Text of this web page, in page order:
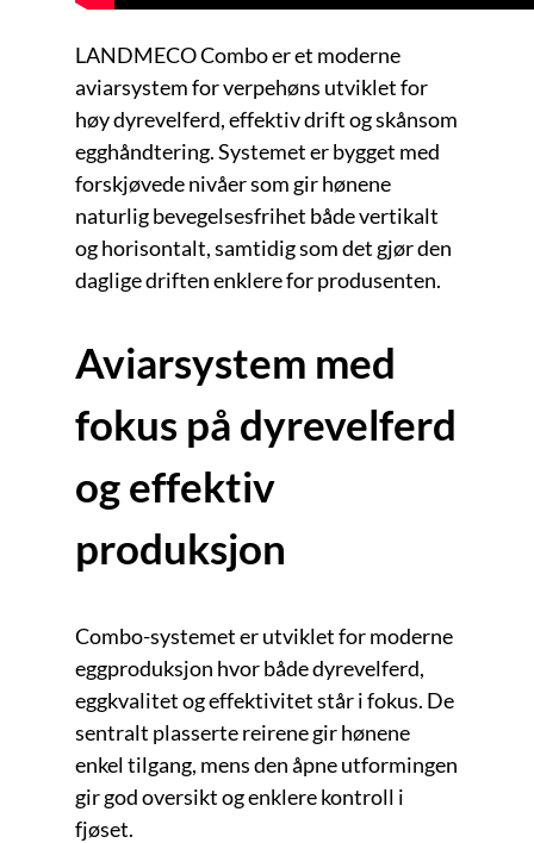
LANDMECO Combo er et moderne
aviarsystem for verpehøns utviklet for
høy dyrevelferd, effektiv drift og skånsom
egghåndtering. Systemet er bygget med
forskjøvede nivåer som gir hønene
naturlig bevegelsesfrihet både vertikalt
og horisontalt, samtidig som det gjør den
daglige driften enklere for produsenten.
Aviarsystem med
fokus på dyrevelferd
og effektiv
produksjon
Combo-systemet er utviklet for moderne
eggproduksjon hvor både dyrevelferd,
eggkvalitet og effektivitet står i fokus. De
sentralt plasserte reirene gir hønene
enkel tilgang, mens den åpne utformingen
gir god oversikt og enklere kontroll i
fjøset.